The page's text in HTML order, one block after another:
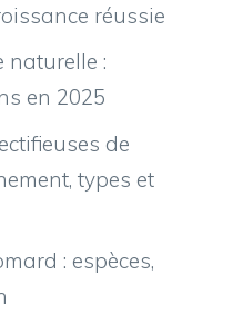
réussie
naturelle :
en 2025
de
types et
: espèces,